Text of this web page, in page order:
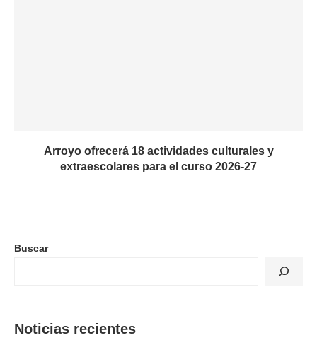
Arroyo ofrecerá 18 actividades culturales y
extraescolares para el curso 2026-27
Buscar
Noticias recientes